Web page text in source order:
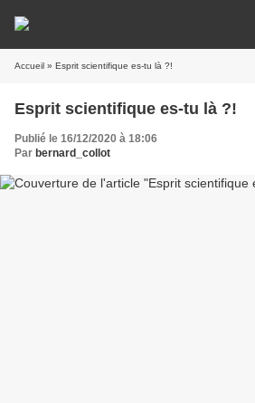
Accueil » Esprit scientifique es-tu là ?!
Esprit scientifique es-tu là ?!
Publié le 16/12/2020 à 18:06
Par bernard_collot